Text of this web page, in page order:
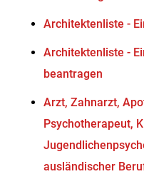
Architektenliste -
Architektenliste -
beantragen
Arzt, Zahnarzt,
Psychotherapeut,
ausländischer